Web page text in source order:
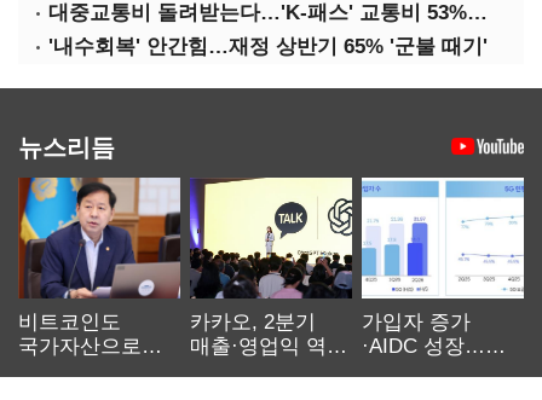
대중교통비 돌려받는다…'K-패스' 교통비 53%까지 환급
'내수회복' 안간힘…재정 상반기 65% '군불 때기'
뉴스리듬
비트코인도
국가자산으로…'
카카오, 2분기
매출·영업익 역대
가입자 증가
·AIDC 성장…